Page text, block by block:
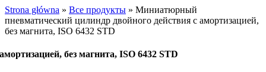
Strona główna » Все продукты » Миниатюрный
пневматический цилиндр двойного действия с амортизацией,
без магнита, ISO 6432 STD
без магнита, ISO 6432 STD